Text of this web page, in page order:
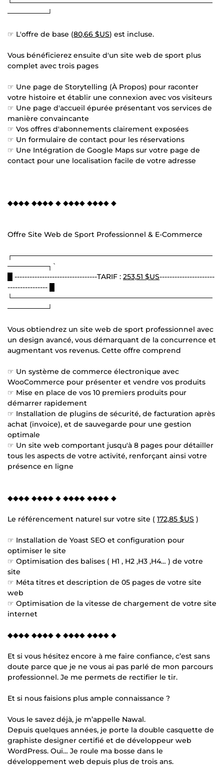
└────────────────────────────────────────
────────┘
☞ L'offre de base (80,66 $US) est incluse.
Vous bénéficierez ensuite d'un site web de sport plus
complet avec trois pages
☞ Une page de Storytelling (À Propos) pour raconter
votre histoire et établir une connexion avec vos visiteurs
☞ Une page d'accueil épurée présentant vos services de
manière convaincante
☞ Vos offres d'abonnements clairement exposées
☞ Un formulaire de contact pour les réservations
☞ Une Intégration de Google Maps sur votre page de
contact pour une localisation facile de votre adresse
◆◆◆◆ ◆◆◆◆ ◆ ◆◆◆◆ ◆◆◆◆ ◆
Offre Site Web de Sport Professionnel & E-Commerce
┌────────────────────────────────────────
────────┐`
█ ---------------------------------TARIF : 253,51 $US----------------------
---------------- █
└────────────────────────────────────────
────────┘
Vous obtiendrez un site web de sport professionnel avec
un design avancé, vous démarquant de la concurrence et
augmentant vos revenus. Cette offre comprend
☞ Un système de commerce électronique avec
WooCommerce pour présenter et vendre vos produits
☞ Mise en place de vos 10 premiers produits pour
démarrer rapidement
☞ Installation de plugins de sécurité, de facturation après
achat (invoice), et de sauvegarde pour une gestion
optimale
☞ Un site web comportant jusqu'à 8 pages pour détailler
tous les aspects de votre activité, renforçant ainsi votre
présence en ligne
◆◆◆◆ ◆◆◆◆ ◆ ◆◆◆◆ ◆◆◆◆ ◆
Le référencement naturel sur votre site ( 172,85 $US )
☞ Installation de Yoast SEO et configuration pour
optimiser le site
☞ Optimisation des balises ( H1 , H2 ,H3 ,H4… ) de votre
site
☞ Méta titres et description de 05 pages de votre site
web
☞ Optimisation de la vitesse de chargement de votre site
internet
◆◆◆◆ ◆◆◆◆ ◆ ◆◆◆◆ ◆◆◆◆ ◆
Et si vous hésitez encore à me faire confiance, c’est sans
doute parce que je ne vous ai pas parlé de mon parcours
professionnel. Je me permets de rectifier le tir.
Et si nous faisions plus ample connaissance ?
Vous le savez déjà, je m’appelle Nawal.
Depuis quelques années, je porte la double casquette de
graphiste designer certifié et de développeur web
WordPress. Oui… Je roule ma bosse dans le
développement web depuis plus de trois ans.